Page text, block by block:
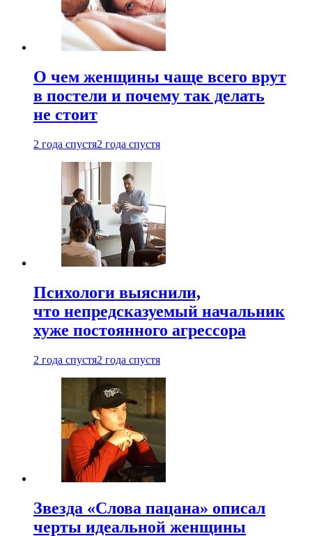
О чем женщины чаще всего врут
в постели и почему так делать
не стоит
2 года спустя2 года спустя
Психологи выяснили,
что непредсказуемый начальник
хуже постоянного агрессора
2 года спустя2 года спустя
Звезда «Слова пацана» описал
черты идеальной женщины